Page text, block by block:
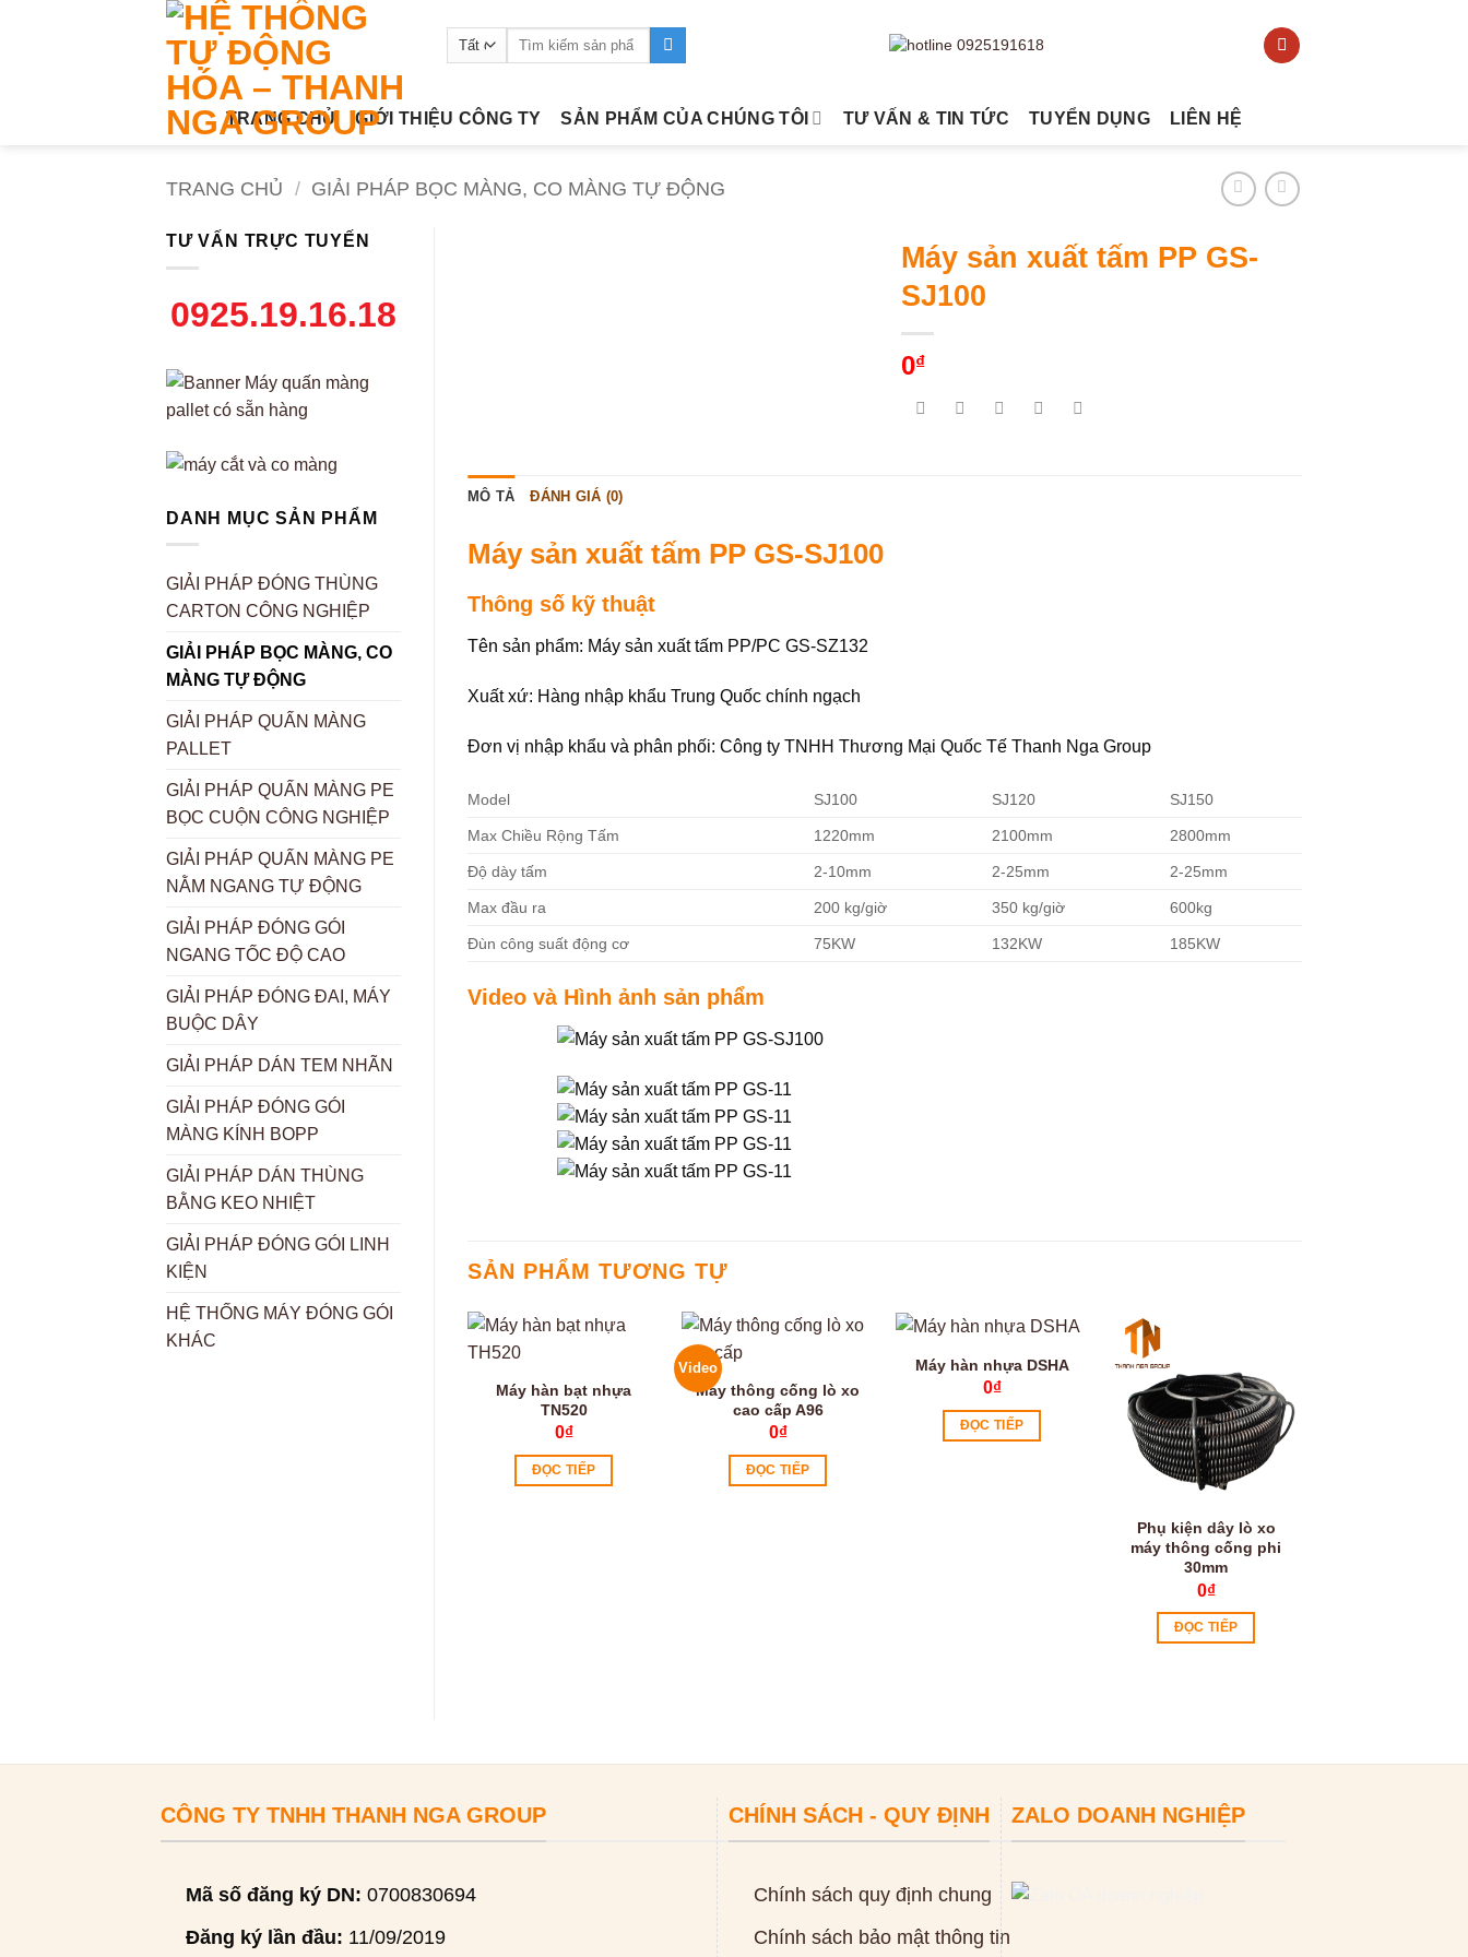
Tìm
TRANG CHỦ GIỚI THIỆU CÔNG TY SẢN PHẨM CỦA CHÚNG TÔI TƯ VẤN & TIN TỨC TUYỂN DỤNG LIÊN HỆ
TRANG CHỦ / GIẢI PHÁP BỌC MÀNG, CO MÀNG TỰ ĐỘNG
TƯ VẤN TRỰC TUYẾN
0925.19.16.18
DANH MỤC SẢN PHẨM
GIẢI PHÁP ĐÓNG THÙNG
CARTON CÔNG NGHIỆP
GIẢI PHÁP BỌC MÀNG, CO
MÀNG TỰ ĐỘNG
GIẢI PHÁP QUẤN MÀNG
PALLET
GIẢI PHÁP QUẤN MÀNG PE
BỌC CUỘN CÔNG NGHIỆP
GIẢI PHÁP QUẤN MÀNG PE
NẰM NGANG TỰ ĐỘNG
GIẢI PHÁP ĐÓNG GÓI
NGANG TỐC ĐỘ CAO
GIẢI PHÁP ĐÓNG ĐAI, MÁY
BUỘC DÂY
GIẢI PHÁP DÁN TEM NHÃN
GIẢI PHÁP ĐÓNG GÓI
MÀNG KÍNH BOPP
GIẢI PHÁP DÁN THÙNG
BẰNG KEO NHIỆT
GIẢI PHÁP ĐÓNG GÓI LINH
KIỆN
HỆ THỐNG MÁY ĐÓNG GÓI
KHÁC
Máy sản xuất tấm PP GS-
SJ100
0₫
MÔ TẢ ĐÁNH GIÁ (0)
Máy sản xuất tấm PP GS-SJ100
Thông số kỹ thuật
Tên sản phẩm: Máy sản xuất tấm PP/PC GS-SZ132
Xuất xứ: Hàng nhập khẩu Trung Quốc chính ngạch
Đơn vị nhập khẩu và phân phối: Công ty TNHH Thương Mại Quốc Tế Thanh Nga Group
Model SJ100 SJ120 SJ150
Max Chiều Rộng Tấm 1220mm 2100mm 2800mm
Độ dày tấm 2-10mm 2-25mm 2-25mm
Max đầu ra 200 kg/giờ 350 kg/giờ 600kg
Đùn công suất động cơ 75KW 132KW 185KW
Video và Hình ảnh sản phẩm
SẢN PHẨM TƯƠNG TỰ
Máy hàn bạt nhựa
TN520
0₫
ĐỌC TIẾP
Video
Máy thông cống lò xo
cao cấp A96
0₫
ĐỌC TIẾP
Máy hàn nhựa DSHA
0₫
ĐỌC TIẾP
Phụ kiện dây lò xo
máy thông cống phi
30mm
0₫
ĐỌC TIẾP
CÔNG TY TNHH THANH NGA GROUP
Mã số đăng ký DN: 0700830694
Đăng ký lần đầu: 11/09/2019
CHÍNH SÁCH - QUY ĐỊNH
Chính sách quy định chung
Chính sách bảo mật thông tin
ZALO DOANH NGHIỆP